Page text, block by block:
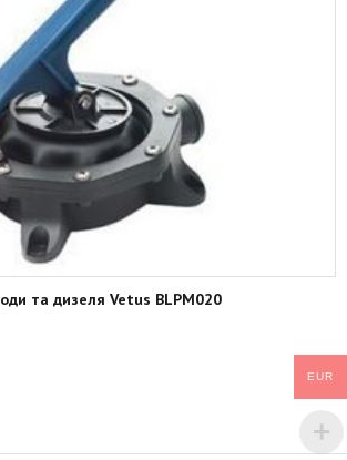
та дизеля Vetus BLPM020
EUR